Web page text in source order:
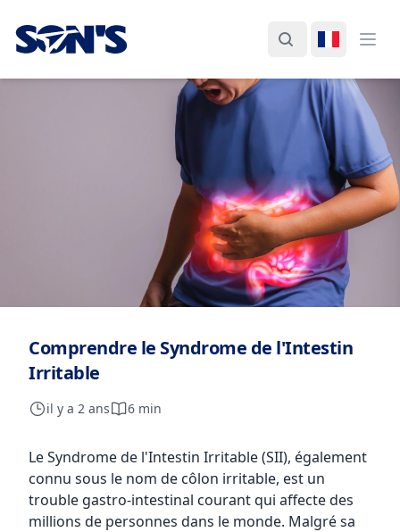
Laboratorios Química Son's
Rechercher
Changer
Comprendre le Syndrome de l'Intestin
Irritable
il y a 2 ans 6 min
Le Syndrome de l'Intestin Irritable (SII), également
connu sous le nom de côlon irritable, est un
trouble gastro-intestinal courant qui affecte des
millions de personnes dans le monde. Malgré sa